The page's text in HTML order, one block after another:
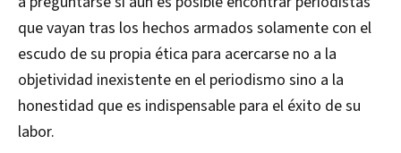
que vayan tras los hechos armados solamente con el
escudo de su propia ética para acercarse no a la
objetividad inexistente en el periodismo sino a la
honestidad que es indispensable para el éxito de su
labor.